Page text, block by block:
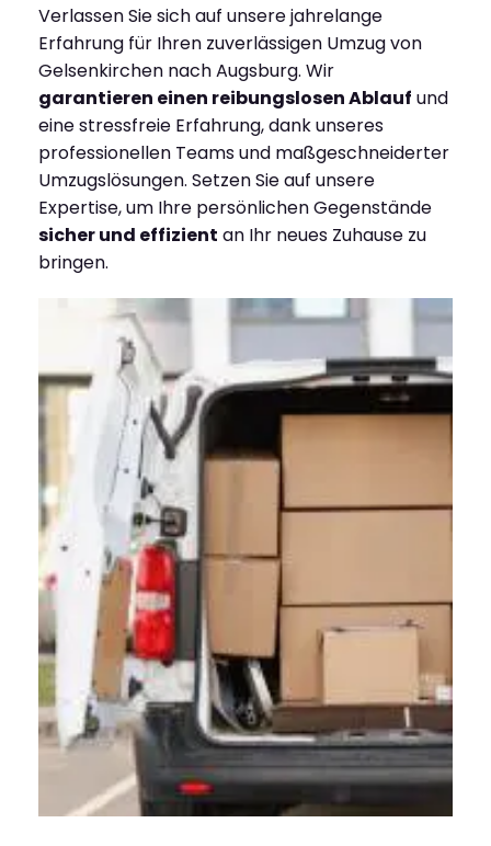
Verlassen Sie sich auf unsere jahrelange
Erfahrung für Ihren zuverlässigen Umzug von
Gelsenkirchen nach Augsburg. Wir
garantieren einen reibungslosen Ablauf und
eine stressfreie Erfahrung, dank unseres
professionellen Teams und maßgeschneiderter
Umzugslösungen. Setzen Sie auf unsere
Expertise, um Ihre persönlichen Gegenstände
sicher und effizient an Ihr neues Zuhause zu
bringen.